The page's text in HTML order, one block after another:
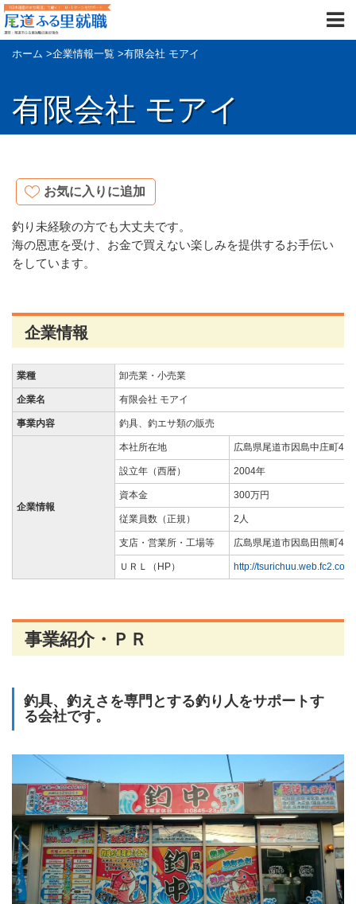
ホーム >企業情報一覧 >有限会社 モアイ
有限会社 モアイ
お気に入りに追加
釣り未経験の方でも大丈夫です。
海の恩恵を受け、お金で買えない楽しみを提供するお手伝い
をしています。
企業情報
業種 卸売業・小売業
企業名 有限会社 モアイ
事業内容 釣具、釣エサ類の販売
企業情報
本社所在地 広島県尾道市因島中庄町
設立年（西暦） 2004年
資本金 300万円
従業員数（正規） 2人
支店・営業所・工場等 広島県尾道市因島田熊町
ＵＲＬ（HP） http://tsurichuu.web.fc2.com
事業紹介・ＰＲ
釣具、釣えさを専門とする釣り人をサポートす
る会社です。